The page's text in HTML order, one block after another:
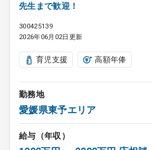
先生まで歓迎！
300425139
2026年06月02日更新
育児支援 高額年俸
勤務地
愛媛県東予エリア
給与（年収）